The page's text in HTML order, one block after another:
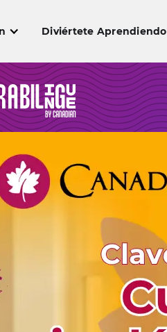
Diviértete Aprendiendo